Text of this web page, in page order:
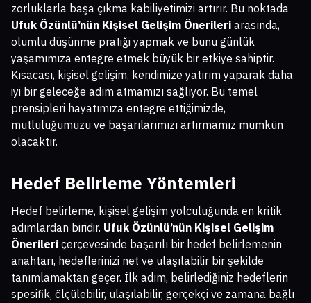
zorluklarla başa çıkma kabiliyetimizi artırır. Bu noktada
Ufuk Özünlü’nün Kişisel Gelişim Önerileri arasında,
olumlu düşünme pratiği yapmak ve bunu günlük
yaşamımıza entegre etmek büyük bir etkiye sahiptir.
Kısacası, kişisel gelişim, kendimize yatırım yaparak daha
iyi bir geleceğe adım atmamızı sağlıyor. Bu temel
prensipleri hayatımıza entegre ettiğimizde,
mutluluğumuzu ve başarılarımızı artırmamız mümkün
olacaktır.
Hedef Belirleme Yöntemleri
Hedef belirleme, kişisel gelişim yolculuğunda en kritik
adımlardan biridir. Ufuk Özünlü’nün Kişisel Gelişim
Önerileri çerçevesinde başarılı bir hedef belirlemenin
anahtarı, hedeflerinizi net ve ulaşılabilir bir şekilde
tanımlamaktan geçer. İlk adım, belirlediğiniz hedeflerin
spesifik, ölçülebilir, ulaşılabilir, gerçekçi ve zamana bağlı